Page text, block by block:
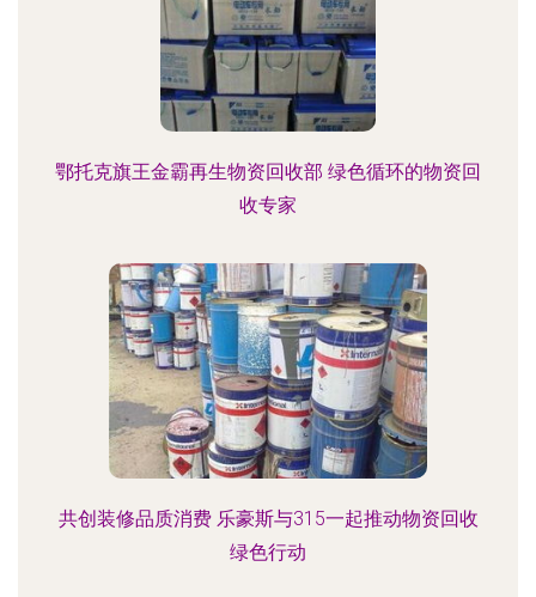
鄂托克旗王金霸再生物资回收部 绿色循环的物资回
收专家
共创装修品质消费 乐豪斯与315一起推动物资回收
绿色行动